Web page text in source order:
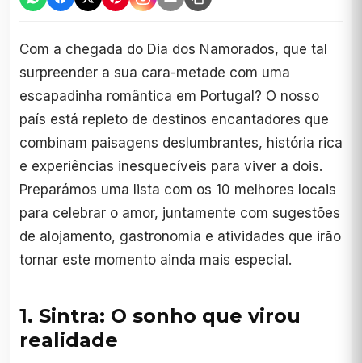
Com a chegada do Dia dos Namorados, que tal
surpreender a sua cara-metade com uma
escapadinha romântica em Portugal? O nosso
país está repleto de destinos encantadores que
combinam paisagens deslumbrantes, história rica
e experiências inesquecíveis para viver a dois.
Preparámos uma lista com os 10 melhores locais
para celebrar o amor, juntamente com sugestões
de alojamento, gastronomia e atividades que irão
tornar este momento ainda mais especial.
1. Sintra: O sonho que virou
realidade